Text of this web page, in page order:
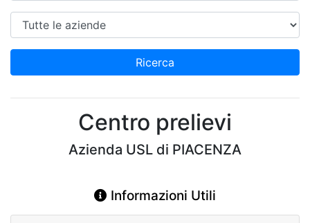
Azienda
Ricerca
Centro prelievi
Azienda USL di PIACENZA
Informazioni Utili